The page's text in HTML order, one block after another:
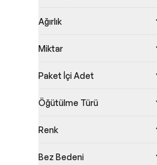
Ağırlık
Miktar
Paket İçi Adet
Öğütülme Türü
Renk
Bez Bedeni